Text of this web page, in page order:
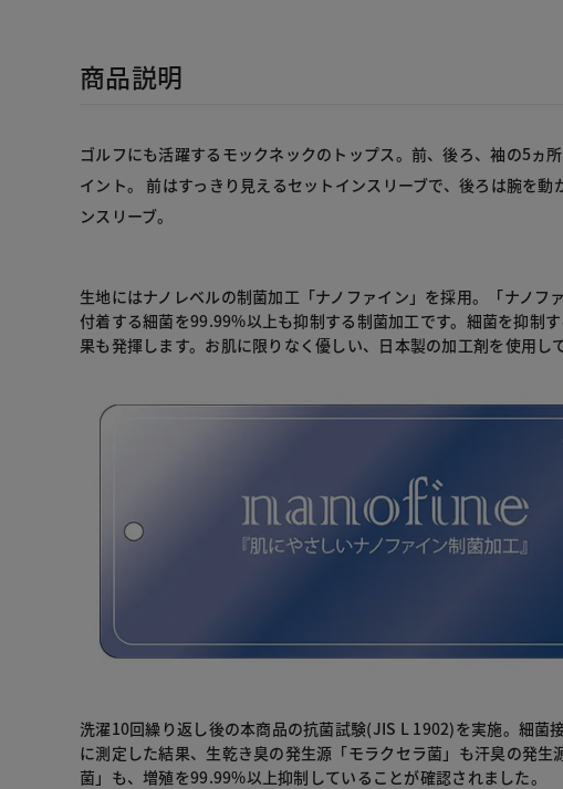
商品説明
ゴルフにも活躍するモックネックのトップス。前、後ろ、袖の5ヵ
イント。 前はすっきり見えるセットインスリーブで、後ろは腕を動
ンスリーブ。
生地にはナノレベルの制菌加工「ナノファイン」を採用。「ナノフ
付着する細菌を99.99%以上も抑制する制菌加工です。細菌を抑制
果も発揮します。お肌に限りなく優しい、日本製の加工剤を使用し
洗濯10回繰り返し後の本商品の抗菌試験(JIS L 1902)を実施。細菌
に測定した結果、生乾き臭の発生源「モラクセラ菌」も汗臭の発生
菌」も、増殖を99.99%以上抑制していることが確認されました。